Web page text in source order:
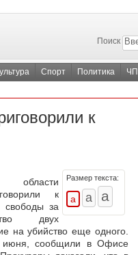
Поиск
Спорт Политика ЧП
к
Размер текста:
к
свободы за
двух
на убийство еще одного.
сообщили в Офисе